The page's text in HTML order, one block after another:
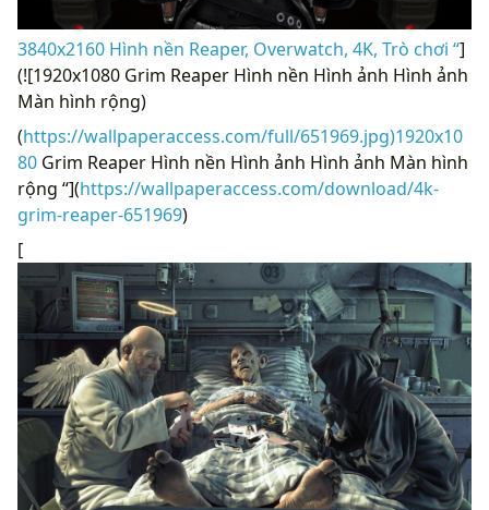
3840x2160 Hình nền Reaper, Overwatch, 4K, Trò chơi “]
(![1920x1080 Grim Reaper Hình nền Hình ảnh Hình ảnh
Màn hình rộng)
(https://wallpaperaccess.com/full/651969.jpg)1920x10
80 Grim Reaper Hình nền Hình ảnh Hình ảnh Màn hình
rộng “](https://wallpaperaccess.com/download/4k-
grim-reaper-651969)
[